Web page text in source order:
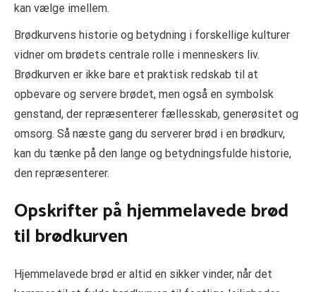
kan vælge imellem.
Brødkurvens historie og betydning i forskellige kulturer
vidner om brødets centrale rolle i menneskers liv.
Brødkurven er ikke bare et praktisk redskab til at
opbevare og servere brødet, men også en symbolsk
genstand, der repræsenterer fællesskab, generøsitet og
omsorg. Så næste gang du serverer brød i en brødkurv,
kan du tænke på den lange og betydningsfulde historie,
den repræsenterer.
Opskrifter på hjemmelavede brød
til brødkurven
Hjemmelavede brød er altid en sikker vinder, når det